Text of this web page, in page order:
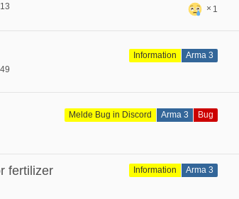
1
Information Arma 3
Melde Bug in Discord Arma 3 Bug
Information Arma 3
fertilizer